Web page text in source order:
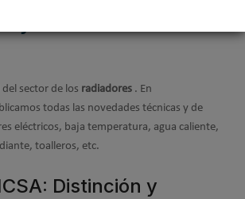
sector de los radiadores . En
todas las novedades técnicas y de
eléctricos, baja temperatura, agua caliente,
toalleros, etc.
Distinción y